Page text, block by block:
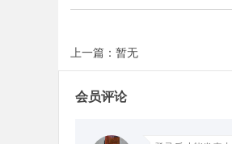
d
上一篇：暂无
会员评论